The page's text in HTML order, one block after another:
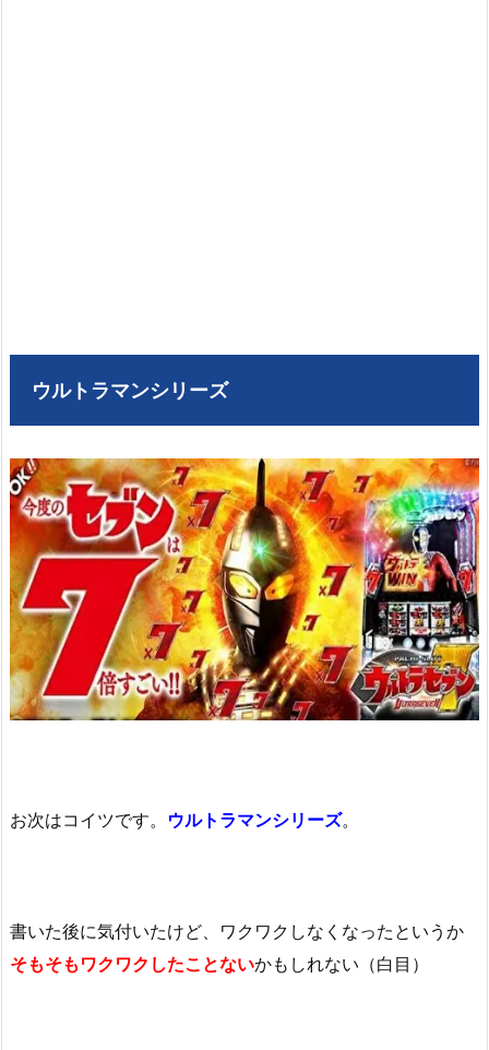
ウルトラマンシリーズ
お次はコイツです。 ウルトラマンシリーズ。
書いた後に気付いたけど、ワクワクしなくなったというか
そもそもワクワクしたことないかもしれない（白目）